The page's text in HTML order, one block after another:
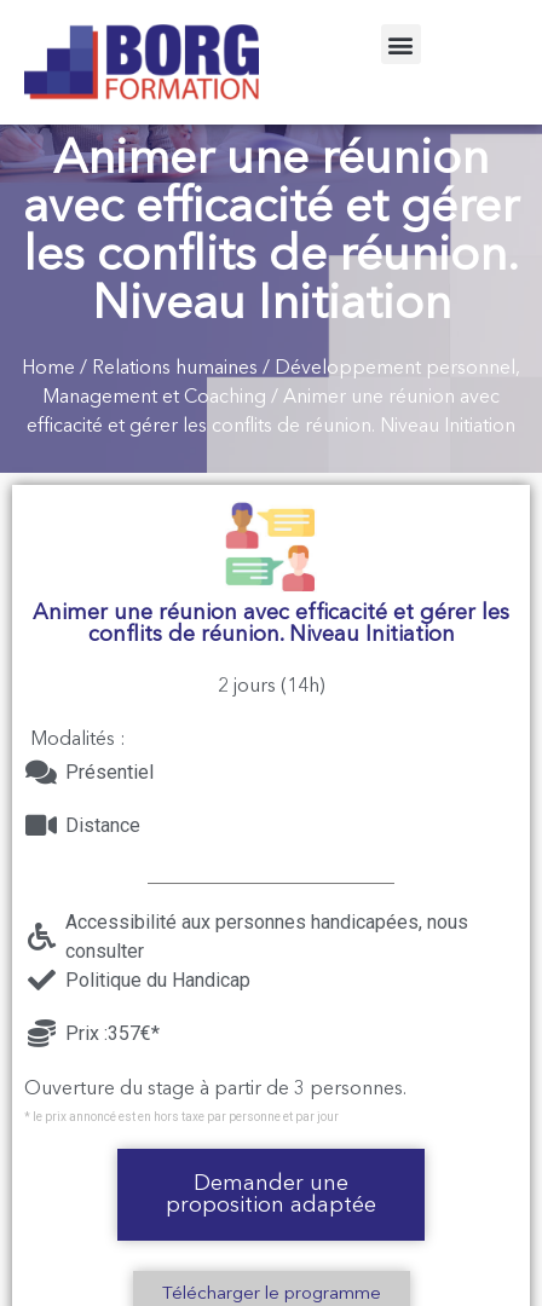
Animer une réunion
avec efficacité et gérer
les conflits de réunion.
Niveau Initiation
Home / Relations humaines / Développement personnel,
Management et Coaching / Animer une réunion avec
efficacité et gérer les conflits de réunion. Niveau Initiation
Animer une réunion avec efficacité et gérer les
conflits de réunion. Niveau Initiation
2 jours (14h)
Modalités :
Présentiel
Distance
Accessibilité aux personnes handicapées, nous
consulter
Politique du Handicap
Prix :357€*
Ouverture du stage à partir de 3 personnes.
* le prix annoncé est en hors taxe par personne et par jour
Demander une
proposition adaptée
Télécharger le programme